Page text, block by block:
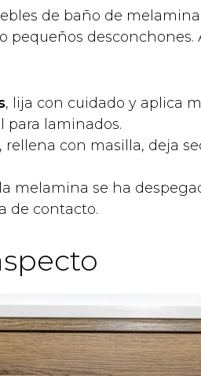
de baño de
pequeños desconchones.
, lija con cuidado y aplica
para laminados.
, rellena con masilla, deja
melamina se ha
de contacto.